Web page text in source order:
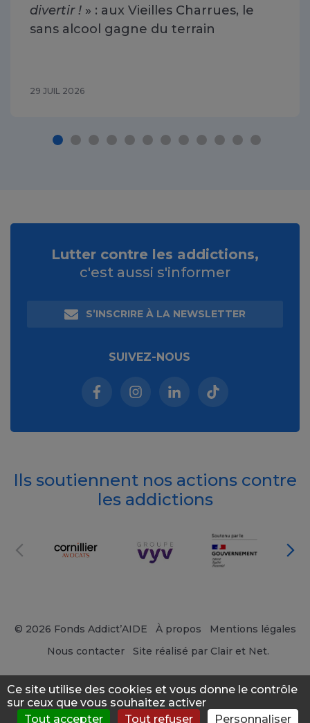
divertir ! » : aux Vieilles Charrues, le
sans alcool gagne du terrain
29 JUIL 2026
Lutter contre les addictions,
c'est aussi s'informer
S’INSCRIRE À LA NEWSLETTER
SUIVEZ-NOUS
Facebook (nouvelle fenêtre)
Instagram (nouvelle fenêtre)
Linkedin (nouvelle
Tiktok (nouvelle
Ils soutiennent nos actions contre
les addictions
© 2026 Fonds Addict’AIDE À propos
Mentions légales
Nous contacter
Site réalisé par Clair et Net.
Ce site utilise des cookies et vous donne le contrôle
sur ceux que vous souhaitez activer
Tout accepter
Tout refuser Personnaliser